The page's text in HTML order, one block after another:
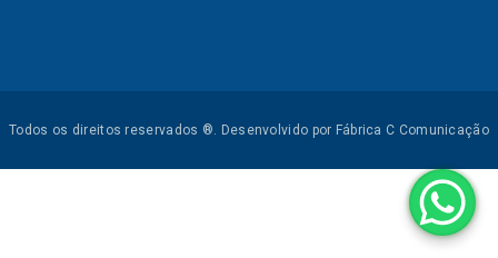
Todos os direitos reservados ®. Desenvolvido por Fábrica C Comunicação